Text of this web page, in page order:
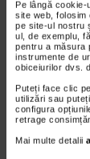
Pe lângă
site web, folosim
pe site-ul nostru
ul, de exemplu,
pentru a măsura
instrumente de
obiceiurilor dvs.
Puteți face clic
utilizări sau
configura
retrage
Mai multe detalii
Produsele
formule
biotina si
-40%